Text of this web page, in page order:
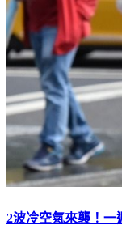
2波冷空氣來襲！